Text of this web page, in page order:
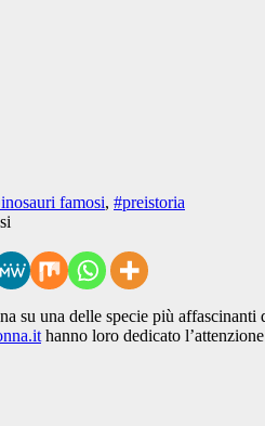
famosi, #preistoria
su una delle specie più
hanno loro dedicato